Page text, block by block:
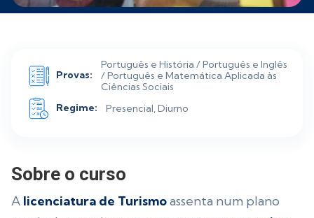
Provas:
Português e História / Português e Inglês
/ Português e Matemática Aplicada às
Ciências Sociais
Regime:
Presencial, Diurno
Sobre o curso
A licenciatura de Turismoassenta num plano